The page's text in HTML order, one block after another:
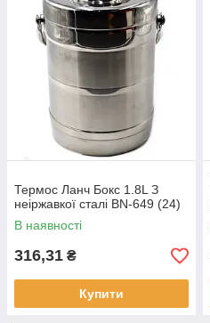
Термос Ланч Бокс 1.8L З
неіржавкої сталі BN-649 (24)
В наявності
316,31 ₴
Купити